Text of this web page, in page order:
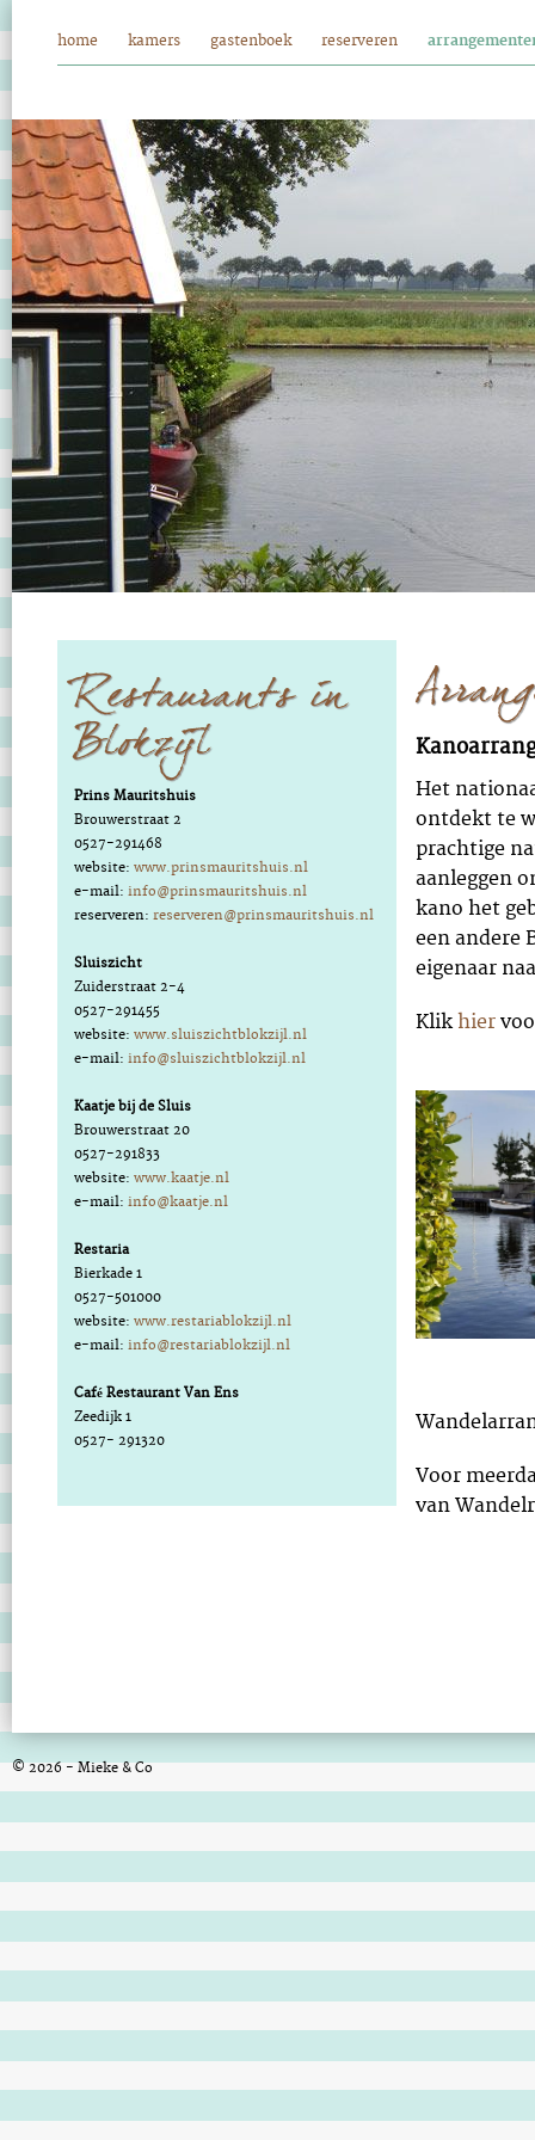
home kamers gastenboek reserveren
Restaurants in
Blokzijl
Prins Mauritshuis
Brouwerstraat 2
0527-291468
website: www.prinsmauritshuis.nl
e-mail: info@prinsmauritshuis.nl
reserveren: reserveren@prinsmauritshuis.nl
Sluiszicht
Zuiderstraat 2-4
0527-291455
website: www.sluiszichtblokzijl.nl
e-mail: info@sluiszichtblokzijl.nl
Kaatje bij de Sluis
Brouwerstraat 20
0527-291833
website: www.kaatje.nl
e-mail: info@kaatje.nl
Restaria
Bierkade 1
0527-501000
website: www.restariablokzijl.nl
e-mail: info@restariablokzijl.nl
Café Restaurant Van Ens
Zeedijk 1
0527- 291320
Het
ontdekt te
prachtige
aanleggen
kano het
een andere
eigenaar
Klik hier
Voor
van
© 2026 - Mieke & Co